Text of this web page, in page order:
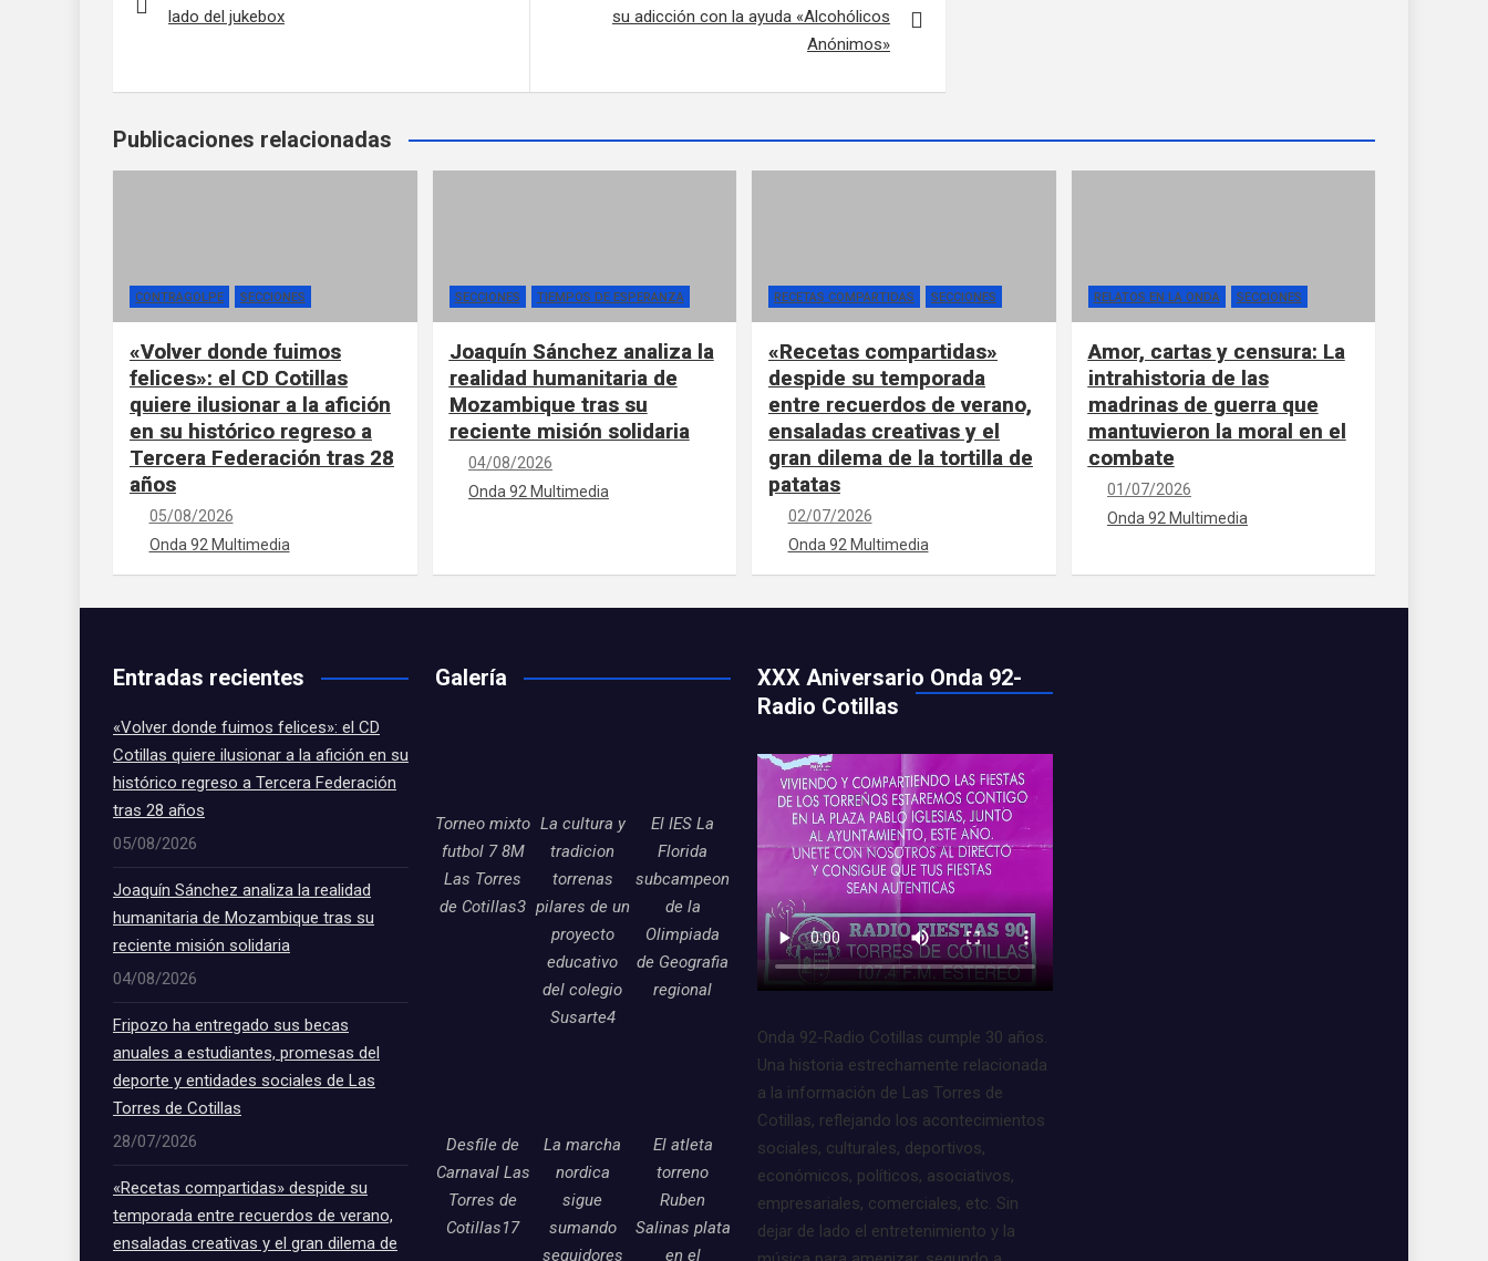
lado del jukebox
su adicción con la ayuda «Alcohólicos
Anónimos»
Publicaciones relacionadas
CONTRAGOLPE SECCIONES
«Volver donde fuimos
felices»: el CD Cotillas
quiere ilusionar a la afición
en su histórico regreso a
Tercera Federación tras 28
años
05/08/2026
Onda 92 Multimedia
SECCIONES TIEMPOS DE ESPERANZA
Joaquín Sánchez analiza la
realidad humanitaria de
Mozambique tras su
reciente misión solidaria
04/08/2026
Onda 92 Multimedia
RECETAS COMPARTIDAS SECCIONES
«Recetas compartidas»
despide su temporada
entre recuerdos de verano,
ensaladas creativas y el
gran dilema de la tortilla de
patatas
02/07/2026
Onda 92 Multimedia
RELATOS EN LA ONDA SECCIONES
Amor, cartas y censura: La
intrahistoria de las
madrinas de guerra que
mantuvieron la moral en el
combate
01/07/2026
Onda 92 Multimedia
Entradas recientes
«Volver donde fuimos felices»: el CD
Cotillas quiere ilusionar a la afición en su
histórico regreso a Tercera Federación
tras 28 años
05/08/2026
Joaquín Sánchez analiza la realidad
humanitaria de Mozambique tras su
reciente misión solidaria
04/08/2026
Fripozo ha entregado sus becas
anuales a estudiantes, promesas del
deporte y entidades sociales de Las
Torres de Cotillas
28/07/2026
«Recetas compartidas» despide su
temporada entre recuerdos de verano,
ensaladas creativas y el gran dilema de
Galería
Torneo mixto
futbol 7 8M
Las Torres
de Cotillas3
La cultura y
tradicion
torrenas
pilares de un
proyecto
educativo
del colegio
Susarte4
El IES La
Florida
subcampeon
de la
Olimpiada
de Geografia
regional
Desfile de
Carnaval Las
Torres de
Cotillas17
La marcha
nordica
sigue
sumando
seguidores
El atleta
torreno
Ruben
Salinas plata
en el
XXX Aniversario Onda 92-
Radio Cotillas
Onda 92-Radio Cotillas cumple 30 años.
Una historia estrechamente relacionada
a la información de Las Torres de
Cotillas, reflejando los acontecimientos
sociales, culturales, deportivos,
económicos, políticos, asociativos,
empresariales, comerciales, etc. Sin
dejar de lado el entretenimiento y la